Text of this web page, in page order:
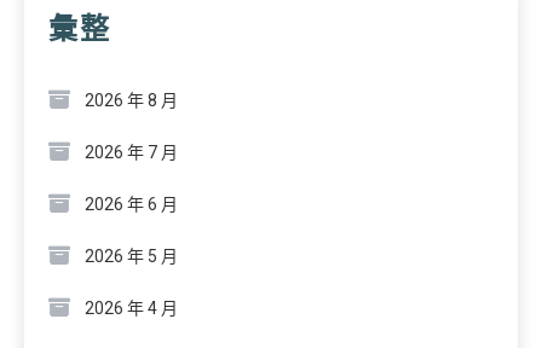
彙整
2026 年 8 月
2026 年 7 月
2026 年 6 月
2026 年 5 月
2026 年 4 月